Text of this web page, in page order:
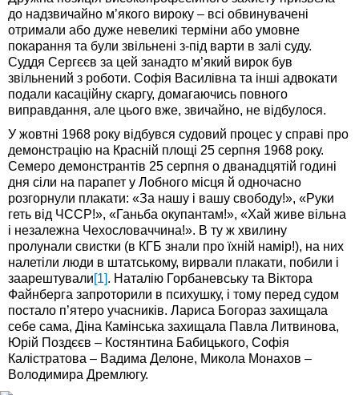
до надзвичайно м’якого вироку – всі обвинувачені
отримали або дуже невеликі терміни або умовне
покарання та були звільнені з-під варти в залі суду.
Суддя Сергєєв за цей занадто м’який вирок був
звільнений з роботи. Софія Василівна та інші адвокати
подали касаційну скаргу, домагаючись повного
виправдання, але цього вже, звичайно, не відбулося.
У жовтні 1968 року відбувся судовий процес у справі про
демонстрацію на Красній площі 25 серпня 1968 року.
Семеро демонстрантів 25 серпня о дванадцятій годині
дня сіли на парапет у Лобного місця й одночасно
розгорнули плакати: «За нашу і вашу свободу!», «Руки
геть від ЧССР!», «Ганьба окупантам!», «Хай живе вільна
і незалежна Чехословаччина!». В ту ж хвилину
пролунали свистки (в КГБ знали про їхній намір!), на них
налетіли люди в штатському, вирвали плакати, побили і
заарештували[1]. Наталію Горбаневську та Віктора
Файнберга запроторили в психушку, і тому перед судом
постало п’ятеро учасників. Лариса Богораз захищала
себе сама, Діна Камінська захищала Павла Литвинова,
Юрій Поздєєв – Костянтина Бабицького, Софія
Калістратова – Вадима Делоне, Микола Монахов –
Володимира Дремлюгу.